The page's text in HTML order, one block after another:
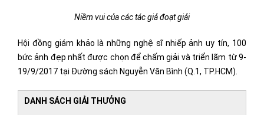
Niềm vui của các tác giả đoạt giải
Hội đồng giám khảo là những nghệ sĩ nhiếp ảnh uy tín, 100
bức ảnh đẹp nhất được chọn để chấm giải và triển lãm từ 9-
19/9/2017 tại Đường sách Nguyễn Văn Bình (Q.1, TP.HCM).
DANH SÁCH GIẢI THƯỞNG